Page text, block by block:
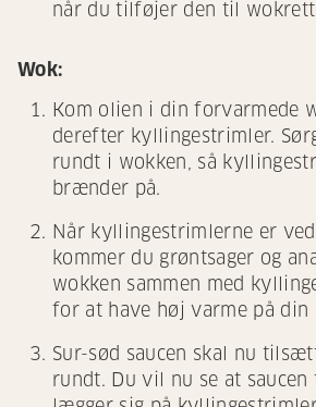
når du tilføjer den til
Wok:
Kom olien i din forvarmede
derefter kyllingestrimler.
rundt i wokken, så
brænder på.
Når kyllingestrimlerne er
kommer du grøntsager og
wokken sammen med
for at have høj varme på din
Sur-sød saucen skal nu
rundt. Du vil nu se at saucen